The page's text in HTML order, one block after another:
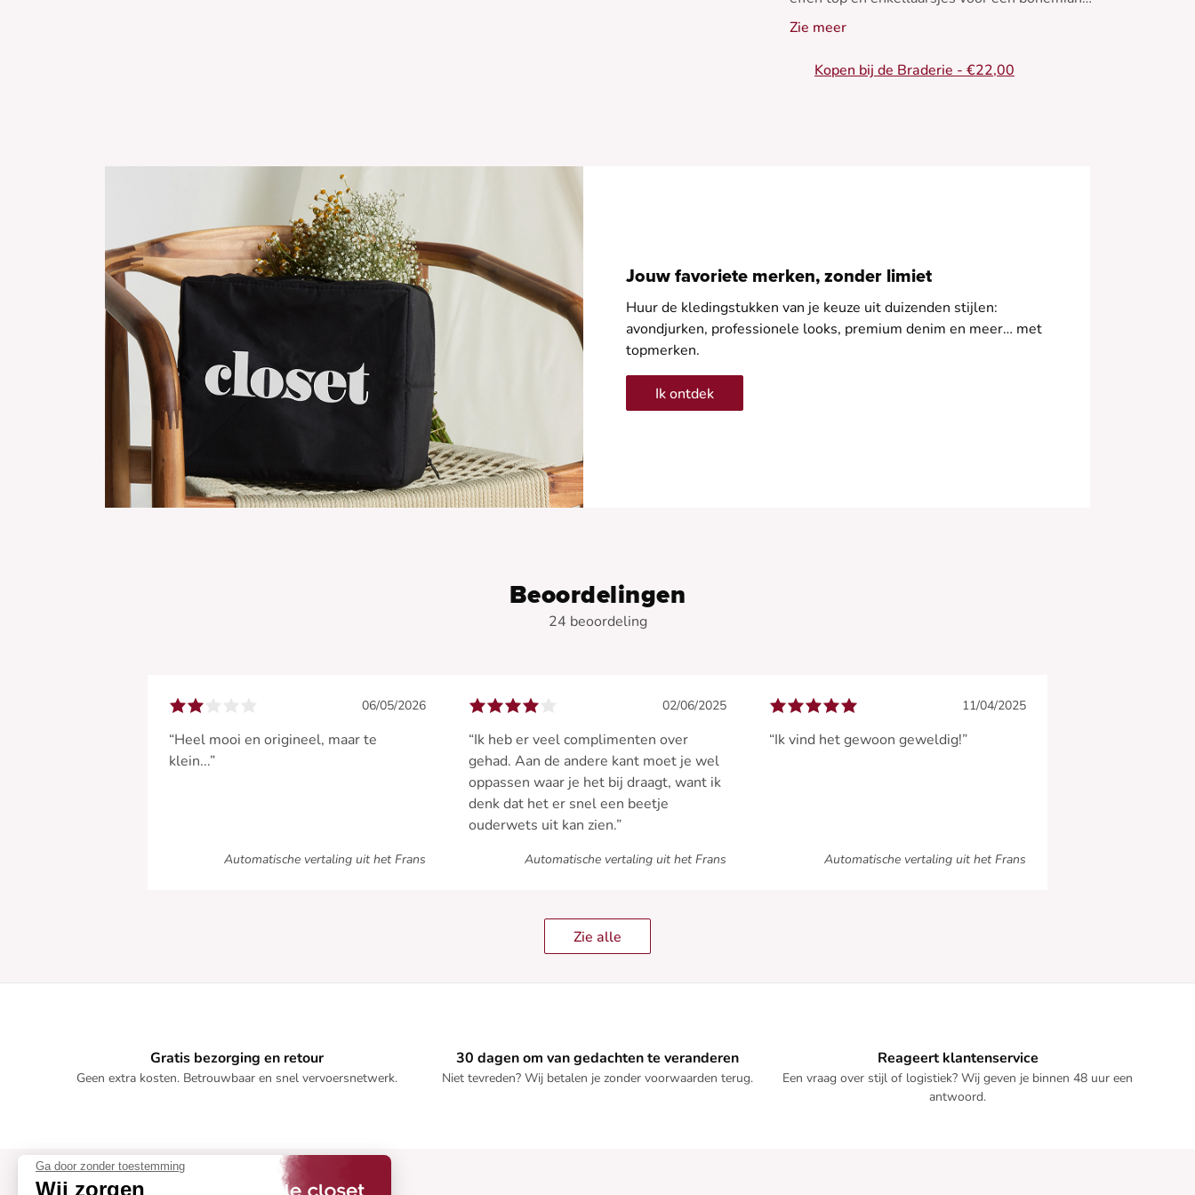
Ga door zonder toestemming
Wij zorgen
look. Perfect voor alle seizoenen!
- Halflange rok
- Recht model
Zie meer
Kopen bij de Braderie - €22,00
Jouw favoriete merken, zonder limiet
Huur de kledingstukken van je keuze uit duizenden stijlen:
avondjurken, professionele looks, premium denim en meer… met
topmerken.
Ik ontdek
Beoordelingen
24 beoordeling
06/05/2026
“Heel mooi en origineel, maar te
klein...”
Automatische vertaling uit het Frans
02/06/2025
“Ik heb er veel complimenten over
gehad. Aan de andere kant moet je wel
oppassen waar je het bij draagt, want ik
denk dat het er snel een beetje
ouderwets uit kan zien.”
Automatische vertaling uit het Frans
11/04/2025
“Ik vind het gewoon geweldig!”
Automatische vertaling uit het Frans
Zie alle
Gratis bezorging en retour
Geen extra kosten. Betrouwbaar en snel vervoersnetwerk.
30 dagen om van gedachten te veranderen
Niet tevreden? Wij betalen je zonder voorwaarden terug.
Reageert klantenservice
Een vraag over stijl of logistiek? Wij geven je binnen 48 uur een
antwoord.